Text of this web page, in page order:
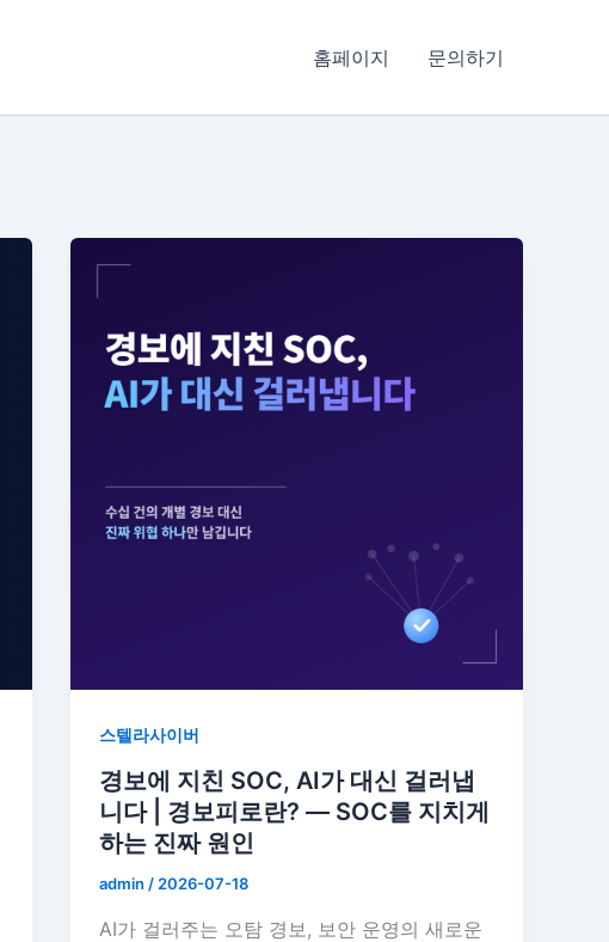
홈페이지 문의하기
스텔라사이버
경보에 지친 SOC, AI가 대신 걸러냅
니다 | 경보피로란? — SOC를 지치게
하는 진짜 원인
admin/2026-07-18
AI가 걸러주는 오탐 경보, 보안 운영의 새로운